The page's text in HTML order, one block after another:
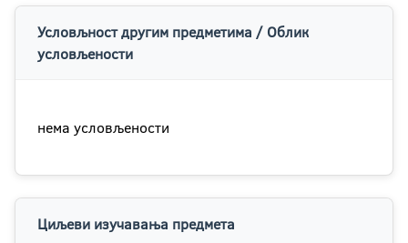
Условљност другим предметима / Облик
условљености
нема условљености
Циљеви изучавања предмета